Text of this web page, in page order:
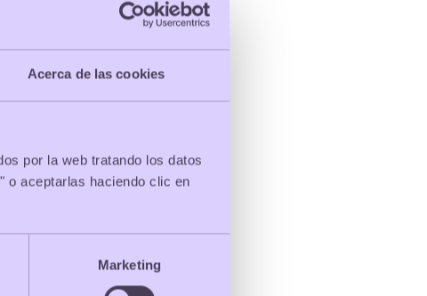
Acerca de las cookies
por la web tratando los datos
o aceptarlas haciendo clic en
Marketing